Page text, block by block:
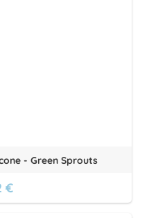
- Green Sprouts
€